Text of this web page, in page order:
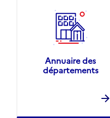
Annuaire des
départements